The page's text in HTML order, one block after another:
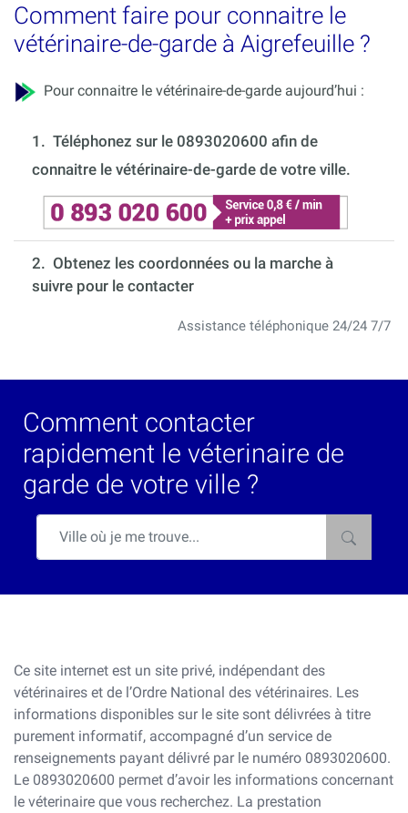
Comment faire pour connaitre le
vétérinaire-de-garde à Aigrefeuille ?
Pour connaitre le vétérinaire-de-garde aujourd’hui :
1. Téléphonez sur le 0893020600 afin de
connaitre le vétérinaire-de-garde de votre ville.
2. Obtenez les coordonnées ou la marche à
suivre pour le contacter
Assistance téléphonique 24/24 7/7
Comment contacter
rapidement le véterinaire de
garde de votre ville ?
Ce site internet est un site privé, indépendant des
vétérinaires et de l’Ordre National des vétérinaires. Les
informations disponibles sur le site sont délivrées à titre
purement informatif, accompagné d’un service de
renseignements payant délivré par le numéro 0893020600.
Le 0893020600 permet d’avoir les informations concernant
le véterinaire que vous recherchez. La prestation